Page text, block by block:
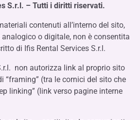
S.r.l. – Tutti i diritti riservati.
contenuti all’interno del sito,
o digitale, non è consentita
di Ifis Rental Services S.r.l.
non autorizza link al proprio sito
“framing” (tra le cornici del sito che
linking” (link verso pagine interne